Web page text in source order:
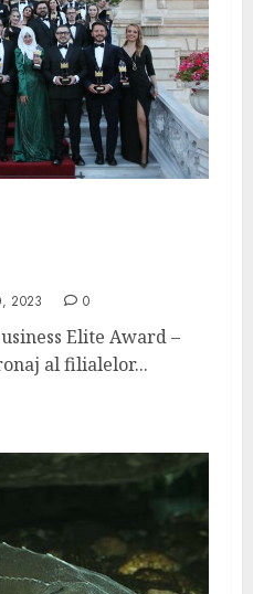
2023 0
Elite Award –
al filialelor...